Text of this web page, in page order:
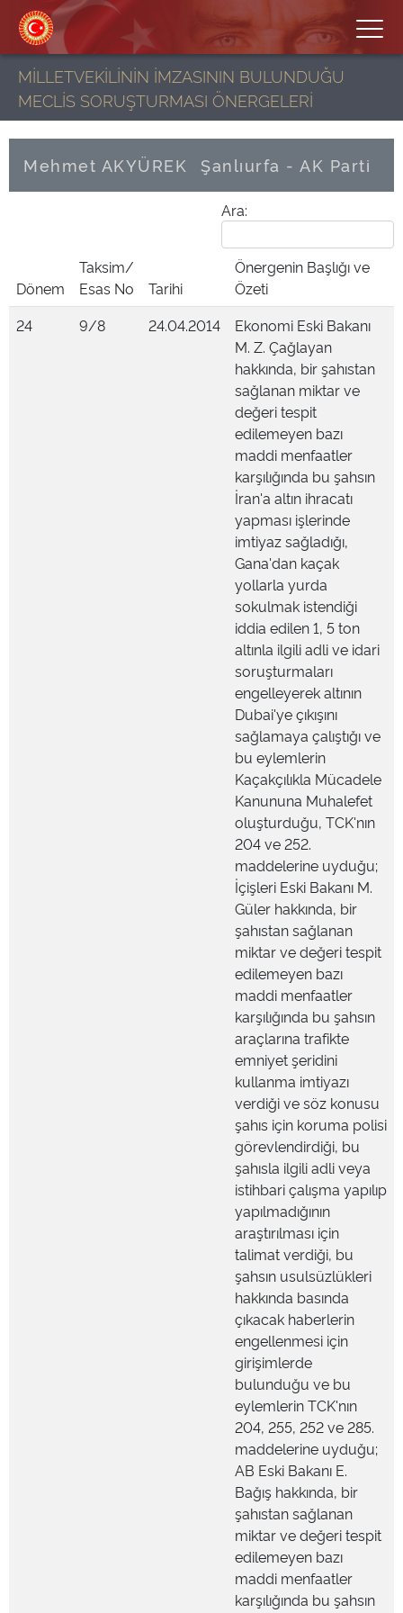
MİLLETVEKİLİNİN İMZASININ BULUNDUĞU
MECLİS SORUŞTURMASI ÖNERGELERİ
Mehmet AKYÜREK Şanlıurfa - AK Parti
Ara:
Dönem
Taksim/
Esas No
Tarihi
Önergenin Başlığı ve
Özeti
24
9/8 24.04.2014
Ekonomi Eski Bakanı
M. Z. Çağlayan
hakkında, bir şahıstan
sağlanan miktar ve
değeri tespit
edilemeyen bazı
maddi menfaatler
karşılığında bu şahsın
İran'a altın ihracatı
yapması işlerinde
imtiyaz sağladığı,
Gana'dan kaçak
yollarla yurda
sokulmak istendiği
iddia edilen 1, 5 ton
altınla ilgili adli ve idari
soruşturmaları
engelleyerek altının
Dubai'ye çıkışını
sağlamaya çalıştığı ve
bu eylemlerin
Kaçakçılıkla Mücadele
Kanununa Muhalefet
oluşturduğu, TCK'nın
204 ve 252.
maddelerine uyduğu;
İçişleri Eski Bakanı M.
Güler hakkında, bir
şahıstan sağlanan
miktar ve değeri tespit
edilemeyen bazı
maddi menfaatler
karşılığında bu şahsın
araçlarına trafikte
emniyet şeridini
kullanma imtiyazı
verdiği ve söz konusu
şahıs için koruma polisi
görevlendirdiği, bu
şahısla ilgili adli veya
istihbari çalışma yapılıp
yapılmadığının
araştırılması için
talimat verdiği, bu
şahsın usulsüzlükleri
hakkında basında
çıkacak haberlerin
engellenmesi için
girişimlerde
bulunduğu ve bu
eylemlerin TCK'nın
204, 255, 252 ve 285.
maddelerine uyduğu;
AB Eski Bakanı E.
Bağış hakkında, bir
şahıstan sağlanan
miktar ve değeri tespit
edilemeyen bazı
maddi menfaatler
karşılığında bu şahsın